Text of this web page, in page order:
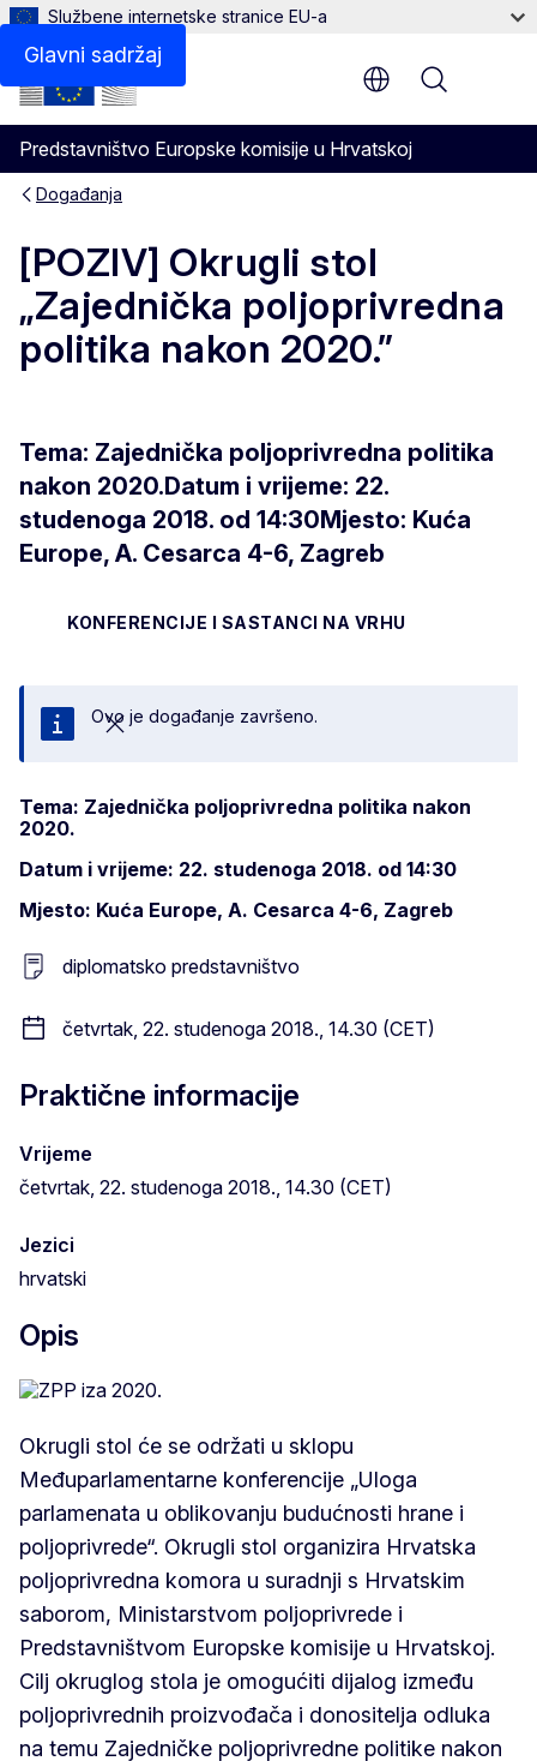
Glavni sadržaj
Službene internetske stranice EU-a
Predstavništvo Europske komisije u Hrvatskoj
Menu
Događanja
[POZIV] Okrugli stol
„Zajednička poljoprivredna
politika nakon 2020.”
Tema: Zajednička poljoprivredna politika
nakon 2020.Datum i vrijeme: 22.
studenoga 2018. od 14:30Mjesto: Kuća
Europe, A. Cesarca 4-6, Zagreb
KONFERENCIJE I SASTANCI NA VRHU
Zatvori
Ovo je događanje završeno.
Tema: Zajednička poljoprivredna politika nakon
2020.
Datum i vrijeme: 22. studenoga 2018. od 14:30
Mjesto: Kuća Europe, A. Cesarca 4-6, Zagreb
diplomatsko predstavništvo
četvrtak, 22. studenoga 2018., 14.30 (CET)
Praktične informacije
Vrijeme
četvrtak, 22. studenoga 2018., 14.30 (CET)
Jezici
hrvatski
Opis
Okrugli stol će se održati u sklopu
Međuparlamentarne konferencije „Uloga
parlamenata u oblikovanju budućnosti hrane i
poljoprivrede“. Okrugli stol organizira Hrvatska
poljoprivredna komora u suradnji s Hrvatskim
saborom, Ministarstvom poljoprivrede i
Predstavništvom Europske komisije u Hrvatskoj.
Cilj okruglog stola je omogućiti dijalog između
poljoprivrednih proizvođača i donositelja odluka
na temu Zajedničke poljoprivredne politike nakon